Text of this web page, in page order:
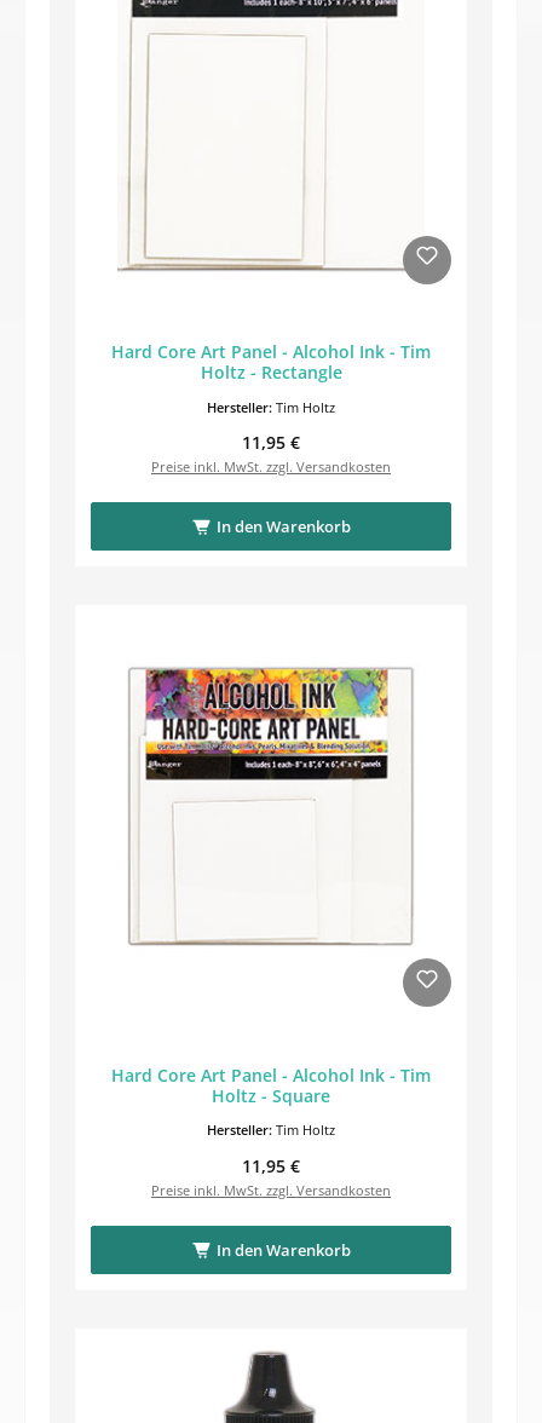
Hard Core Art Panel - Alcohol Ink - Tim
Holtz - Rectangle
Hersteller: Tim Holtz
Regulärer Preis:
11,95 €
Preise inkl. MwSt. zzgl. Versandkosten
In den Warenkorb
Hard Core Art Panel - Alcohol Ink - Tim
Holtz - Square
Hersteller: Tim Holtz
Regulärer Preis:
11,95 €
Preise inkl. MwSt. zzgl. Versandkosten
In den Warenkorb